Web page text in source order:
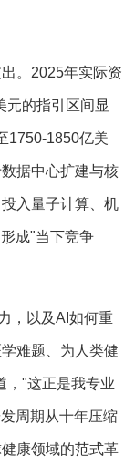
。2025年实际资
元的指引区间显
1750-1850亿美
据中心扩建与核
入量子计算、机
成"当下竞争
，以及AI如何重
难题、为人类健
，"这正是我专业
周期从十年压缩
康领域的范式革